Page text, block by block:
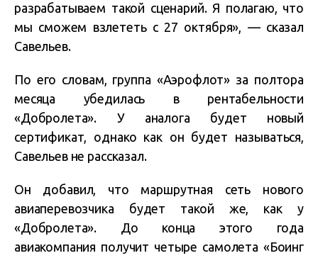
разрабатываем такой сценарий. Я полагаю, что
мы сможем взлететь с 27 октября», — сказал
Савельев.
По его словам, группа «Аэрофлот» за полтора
месяца убедилась в рентабельности
«Добролета». У аналога будет новый
сертификат, однако как он будет называться,
Савельев не рассказал.
Он добавил, что маршрутная сеть нового
авиаперевозчика будет такой же, как у
«Добролета». До конца этого года
авиакомпания получит четыре самолета «Боинг